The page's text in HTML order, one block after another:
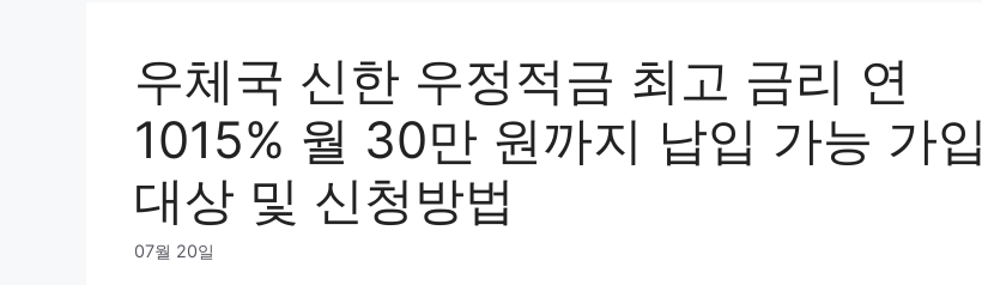
우체국 신한 우정적금 최고 금리 연
1015% 월 30만 원까지 납입 가능 가입
대상 및 신청방법
07월 20일